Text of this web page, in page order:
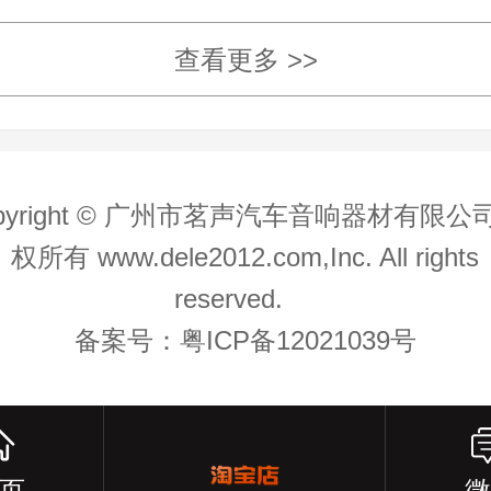
查看更多 >>
© 广州市茗声汽车音响器材有限公
权所有 www.dele2012.com,Inc. All rights
reserved.
备案号：粤ICP备12021039号